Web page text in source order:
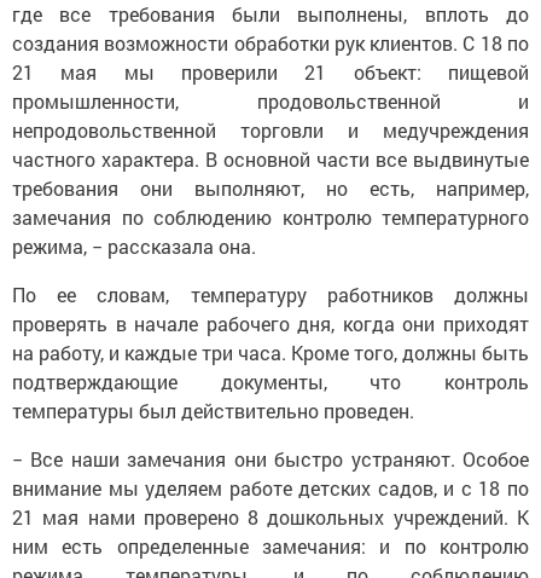
где все требования были выполнены, вплоть до
создания возможности обработки рук клиентов. С 18 по
21 мая мы проверили 21 объект: пищевой
промышленности, продовольственной и
непродовольственной торговли и медучреждения
частного характера. В основной части все выдвинутые
требования они выполняют, но есть, например,
замечания по соблюдению контролю температурного
режима, − рассказала она.
По ее словам, температуру работников должны
проверять в начале рабочего дня, когда они приходят
на работу, и каждые три часа. Кроме того, должны быть
подтверждающие документы, что контроль
температуры был действительно проведен.
− Все наши замечания они быстро устраняют. Особое
внимание мы уделяем работе детских садов, и с 18 по
21 мая нами проверено 8 дошкольных учреждений. К
ним есть определенные замечания: и по контролю